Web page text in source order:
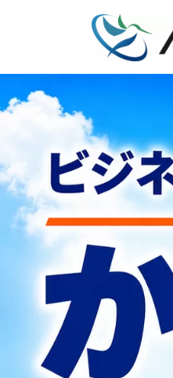
へ
ッ
プ
ョ
移
動